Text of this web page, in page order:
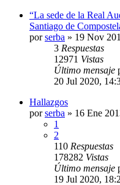
“La sede de la Real
Santiago de
porserba » 19 Nov
3 Respuestas
12971 Vistas
Último mensaje
20 Jul 2020,
Hallazgos
porserba » 16 Ene
1
2
110 Respuestas
178282 Vistas
Último mensaje
19 Jul 2020,